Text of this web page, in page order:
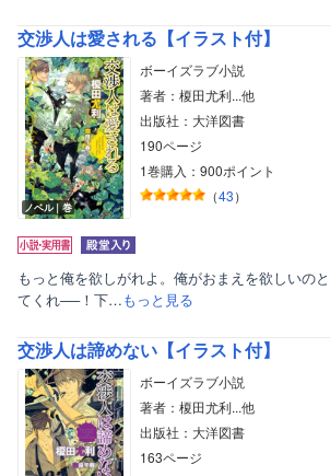
交渉人は愛される【イラスト付】
ノベル｜巻
ボーイズラブ小説
著者：榎田尤利...他
出版社：大洋図書
190ページ
1巻購入：900ポイント
（43）
もっと俺を欲しがれよ。俺がおまえを欲しいの
てくれ──！下…もっと見る
交渉人は諦めない【イラスト付】
ボーイズラブ小説
著者：榎田尤利...他
出版社：大洋図書
163ページ